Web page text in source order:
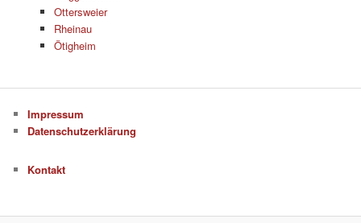
Ottersweier
Rheinau
Ötigheim
Impressum
Datenschutzerklärung
Kontakt